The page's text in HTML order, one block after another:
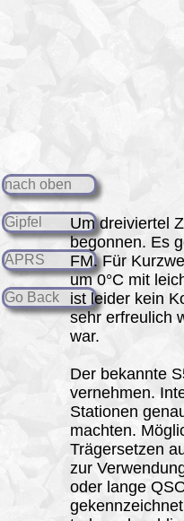
nach oben
Gipfel
APRS
Go Back
Um dreiviertel
begonnen. Es
FM. Für
um 0°C mit
ist leider kein
sehr erfreulich
war.
Der bekannte
vernehmen.
Stationen
machten.
Trägersetzen
zur
oder lange